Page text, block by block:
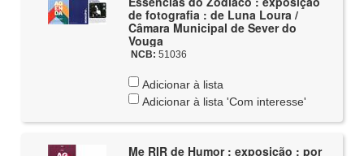
de fotografia : de Luna Loura /
Câmara Municipal de Sever do
Vouga
NCB: 51036
Adicionar à lista
Adicionar à lista 'Com interesse'
Me RIR de Humor : exposição : por